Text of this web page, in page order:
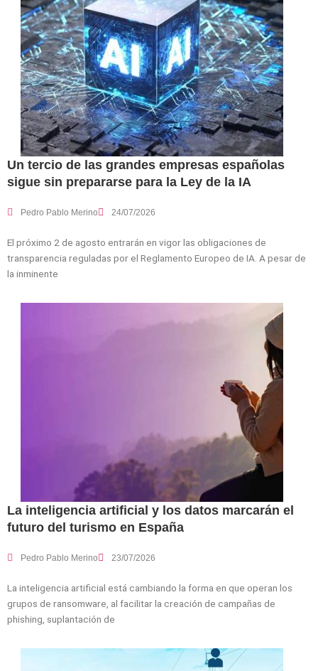
Un tercio de las grandes empresas españolas
sigue sin prepararse para la Ley de la IA
Pedro Pablo Merino 24/07/2026
El próximo 2 de agosto entrarán en vigor las obligaciones de
transparencia reguladas por el Reglamento Europeo de IA. A pesar de
la inminente
La inteligencia artificial y los datos marcarán el
futuro del turismo en España
Pedro Pablo Merino 23/07/2026
La inteligencia artificial está cambiando la forma en que operan los
grupos de ransomware, al facilitar la creación de campañas de
phishing, suplantación de